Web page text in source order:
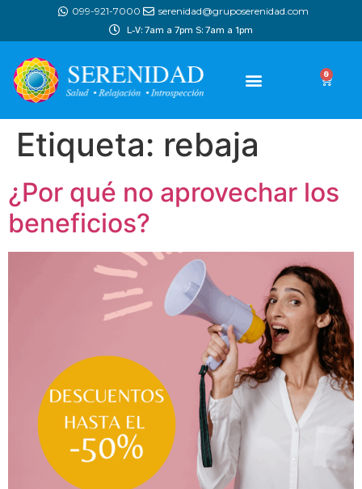
099-921-7000 serenidad@gruposerenidad.com
L-V: 7am a 7pm S: 7am a 1pm
0
Etiqueta: rebaja
¿Por qué no aprovechar los
beneficios?